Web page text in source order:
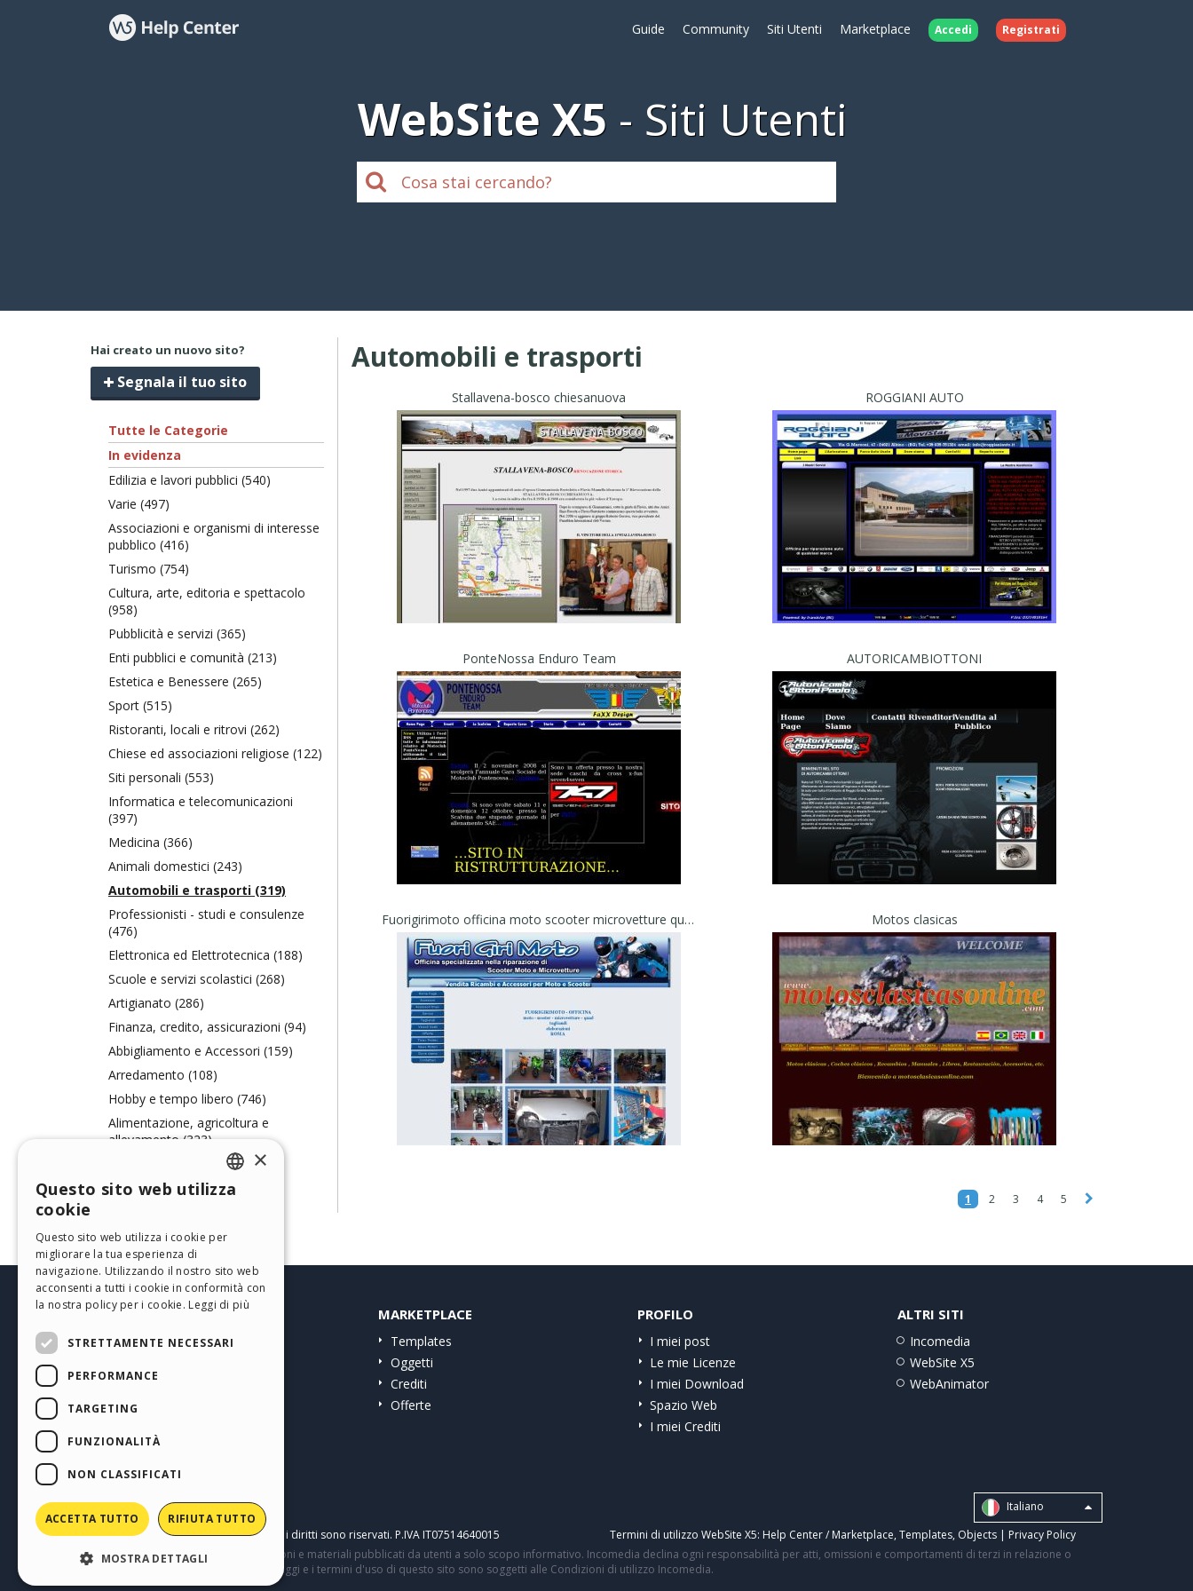
Guide Community Siti Utenti Marketplace Accedi Registrati
WebSite X5 Siti Utenti
Hai creato un nuovo sito?
Segnala il tuo sito
Tutte le Categorie
In evidenza
Edilizia e lavori pubblici (540)
Varie (497)
Associazioni e organismi di interesse
pubblico (416)
Turismo (754)
Cultura, arte, editoria e spettacolo
(958)
Pubblicità e servizi (365)
Enti pubblici e comunità (213)
Estetica e Benessere (265)
Sport (515)
Ristoranti, locali e ritrovi (262)
Chiese ed associazioni religiose (122)
Siti personali (553)
Informatica e telecomunicazioni
(397)
Medicina (366)
Animali domestici (243)
Automobili e trasporti (319)
Professionisti - studi e consulenze
(476)
Elettronica ed Elettrotecnica (188)
Scuole e servizi scolastici (268)
Artigianato (286)
Finanza, credito, assicurazioni (94)
Abbigliamento e Accessori (159)
Arredamento (108)
Hobby e tempo libero (746)
Alimentazione, agricoltura e
allevamento (323)
Ecologia e termotecnica (72)
Web Agency (58)
Automobili e trasporti
Stallavena-bosco chiesanuova ROGGIANI AUTO
PonteNossa Enduro Team AUTORICAMBIOTTONI
Fuorigirimoto officina moto scooter microvetture quad Motos clasicas
1 2 3 4 5
HELP CENTER
Guide
Siti Utenti
MARKETPLACE
Templates
Oggetti
Crediti
Offerte
PROFILO
I miei post
Le mie Licenze
I miei Download
Spazio Web
I miei Crediti
ALTRI SITI
Incomedia
WebSite X5
WebAnimator
Italiano
Copyright © 2026Incomedia s.r.l.Tutti i diritti sono riservati. P.IVA IT07514640015 Termini di utilizzo WebSite X5: Help Center / Marketplace, Templates, Objects | Privacy Policy
Questo sito contiene commenti, opinioni e materiali pubblicati da utenti a solo scopo informativo. Incomedia declina ogni responsabilità per atti, omissioni e comportamenti di terzi in relazione o
relativi all'utilizzo del sito. Tutti i messaggi e i termini d'uso di questo sito sono soggetti alle Condizioni di utilizzo Incomedia.
ENGLISH
SPANISH
PORTUGUESE
POLISH
×
Questo sito web utilizza
cookie
Questo sito web utilizza i cookie per
migliorare la tua esperienza di
navigazione. Utilizzando il nostro sito web
acconsenti a tutti i cookie in conformità con
la nostra policy per i cookie. Leggi di più
STRETTAMENTE NECESSARI
PERFORMANCE
TARGETING
FUNZIONALITÀ
NON CLASSIFICATI
ACCETTA TUTTO RIFIUTA TUTTO
MOSTRA DETTAGLI